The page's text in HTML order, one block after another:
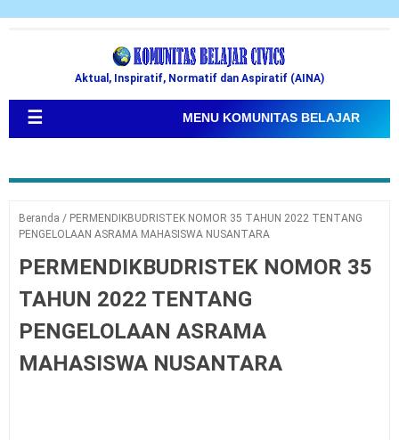
Aktual, Inspiratif, Normatif dan Aspiratif (AINA)
☰ MENU KOMUNITAS BELAJAR
Beranda / PERMENDIKBUDRISTEK NOMOR 35 TAHUN 2022 TENTANG
PENGELOLAAN ASRAMA MAHASISWA NUSANTARA
PERMENDIKBUDRISTEK NOMOR 35
TAHUN 2022 TENTANG
PENGELOLAAN ASRAMA
MAHASISWA NUSANTARA